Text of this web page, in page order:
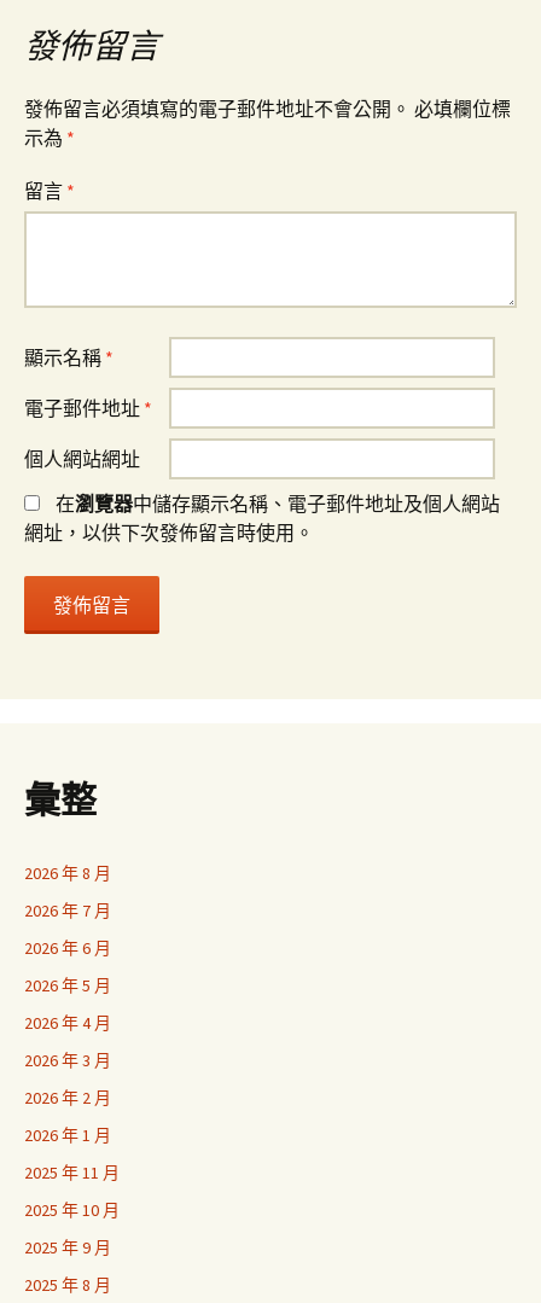
覽發佈留言
發佈留言必須填寫的電子郵件地址不會公開。 必填欄位標
示為 *
留言 *
顯示名稱 *
電子郵件地址 *
個人網站網址
在瀏覽器中儲存顯示名稱、電子郵件地址及個人網站
網址，以供下次發佈留言時使用。
彙整
2026 年 8 月
2026 年 7 月
2026 年 6 月
2026 年 5 月
2026 年 4 月
2026 年 3 月
2026 年 2 月
2026 年 1 月
2025 年 11 月
2025 年 10 月
2025 年 9 月
2025 年 8 月